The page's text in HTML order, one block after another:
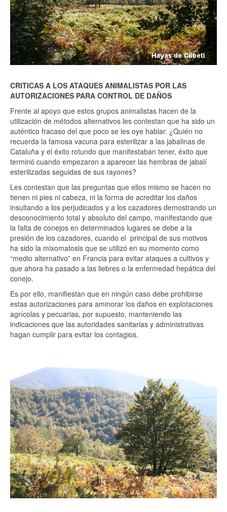
CRITICAS A LOS ATAQUES ANIMALISTAS POR LAS
AUTORIZACIONES PARA CONTROL DE DAÑOS
Frente al apoyo que estos grupos animalistas hacen de la
utilización de métodos alternativos les contestan que ha sido un
auténtico fracaso del que poco se les oye hablar. ¿Quién no
recuerda la famosa vacuna para esterilizar a las jabalinas de
Cataluña y el éxito rotundo que manifestaban tener, éxito que
terminó cuando empezaron a aparecer las hembras de jabalí
esterilizadas seguidas de sus rayones?
Les contestan que las preguntas que ellos mismo se hacen no
tienen ni pies ni cabeza, ni la forma de acreditar los daños
insultando a los perjudicados y a los cazadores demostrando un
desconocimiento total y absoluto del campo, manifestando que
la falta de conejos en determinados lugares se debe a la
presión de los cazadores, cuando el principal de sus motivos
ha sido la mixomatosis que se utilizó en su momento como
“medio alternativo” en Francia para evitar ataques a cultivos y
que ahora ha pasado a las liebres o la enfermedad hepática del
conejo.
Es por ello, manifiestan que en ningún caso debe prohibirse
estas autorizaciones para aminorar los daños en explotaciones
agrícolas y pecuarias, por supuesto, manteniendo las
indicaciones que las autoridades sanitarias y administrativas
hagan cumplir para evitar los contagios.